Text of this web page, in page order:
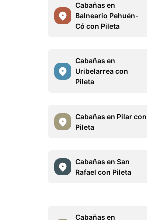
Cabañas en
Balneario Pehuén-
Có con Pileta
Cabañas en
Uribelarrea con
Pileta
Cabañas en Pilar con
Pileta
Cabañas en San
Rafael con Pileta
Cabañas en